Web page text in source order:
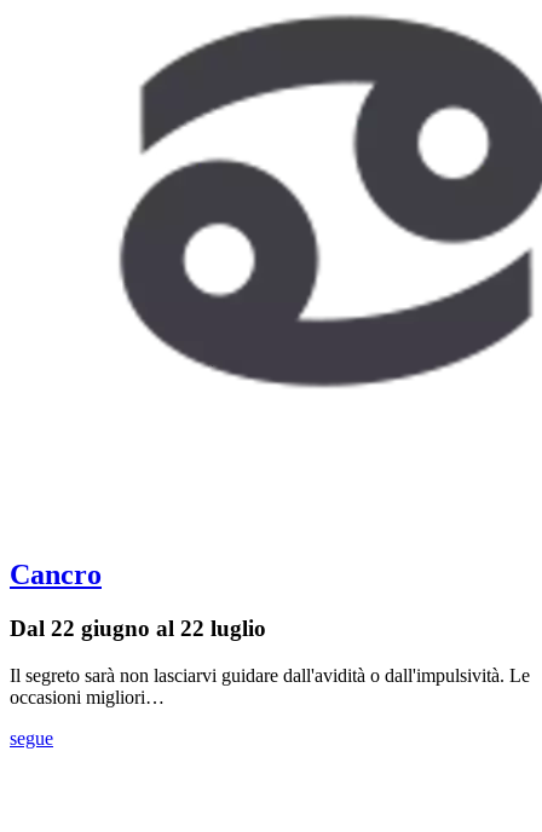
Cancro
Dal 22 giugno al 22 luglio
Il segreto sarà non lasciarvi guidare dall'avidità o dall'impulsività. Le
occasioni migliori…
segue